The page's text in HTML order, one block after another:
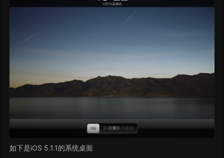
如下是iOS 5.1.1的系统桌面